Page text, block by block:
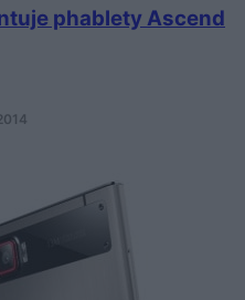
phablety Ascend